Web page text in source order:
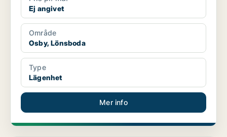
Ej angivet
Område
Osby, Lönsboda
Type
Lägenhet
Mer info